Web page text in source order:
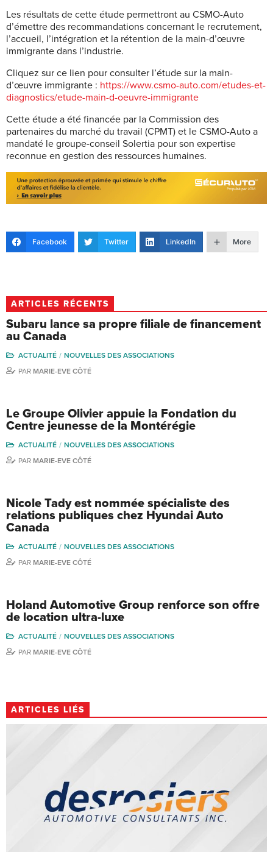
Les résultats de cette étude permettront au CSMO-Auto
d’émettre des recommandations concernant le recrutement,
l’accueil, l’intégration et la rétention de la main-d’œuvre
immigrante dans l’industrie.
Cliquez sur ce lien pour consulter l’étude sur la main-
d’œuvre immigrante : https://www.csmo-auto.com/etudes-et-
diagnostics/etude-main-d-oeuvre-immigrante
Cette étude a été financée par la Commission des
partenaires du marché du travail (CPMT) et le CSMO-Auto a
mandaté le groupe-conseil Solertia pour son expertise
reconnue en gestion des ressources humaines.
Facebook Twitter LinkedIn More
ARTICLES RÉCENTS
Subaru lance sa propre filiale de financement
au Canada
ACTUALITÉ
NOUVELLES DES ASSOCIATIONS
PAR MARIE-EVE CÔTÉ
Le Groupe Olivier appuie la Fondation du
Centre jeunesse de la Montérégie
ACTUALITÉ
NOUVELLES DES ASSOCIATIONS
PAR MARIE-EVE CÔTÉ
Nicole Tady est nommée spécialiste des
relations publiques chez Hyundai Auto
Canada
ACTUALITÉ
NOUVELLES DES ASSOCIATIONS
PAR MARIE-EVE CÔTÉ
Holand Automotive Group renforce son offre
de location ultra-luxe
ACTUALITÉ
NOUVELLES DES ASSOCIATIONS
PAR MARIE-EVE CÔTÉ
ARTICLES LIÉS